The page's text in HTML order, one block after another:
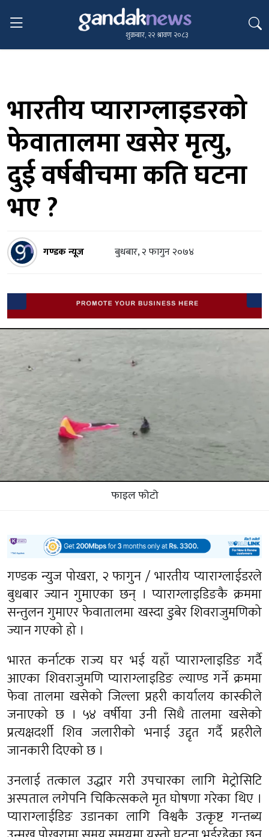
शुक्रबार, २२ श्रावण २०८३
भारतीय प्याराग्लाइडरको
फेवातालमा खसेर मृत्यु,
दुई वर्षबीचमा कति घटना
भए ?
गण्डक न्यूज बुधबार, २ फागुन २०७४
फाइल फोटो
गण्डक न्युज पोखरा, २ फागुन / भारतीय प्याराग्लाईडरले
बुधबार ज्यान गुमाएका छन् । प्याराग्लाइडिङकै क्रममा
सन्तुलन गुमाएर फेवातालमा खस्दा डुबेर शिवराजुमणिको
ज्यान गएको हो ।
भारत कर्नाटक राज्य घर भई यहाँ प्याराग्लाइडिङ गर्दै
आएका शिवराजुमणि प्याराग्लाइडिङ ल्याण्ड गर्ने क्रममा
फेवा तालमा खसेको जिल्ला प्रहरी कार्यालय कास्कीले
जनाएको छ । ५४ वर्षीया उनी सिधै तालमा खसेको
प्रत्यक्षदर्शी शिव जलारीको भनाई उद्दृत गर्दै प्रहरीले
जानकारी दिएको छ ।
उनलाई तत्काल उद्धार गरी उपचारका लागि मेट्रोसिटि
अस्पताल लगेपनि चिकित्सकले मृत घोषणा गरेका थिए ।
प्याराग्लाईडिङ उडानका लागि विश्वकै उत्कृष्ट गन्तब्य